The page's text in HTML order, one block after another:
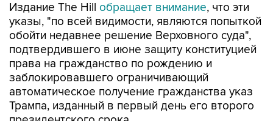
Издание The Hill обращает внимание, что эти
указы, "по всей видимости, являются попыткой
обойти недавнее решение Верховного суда",
подтвердившего в июне защиту конституцией
права на гражданство по рождению и
заблокировавшего ограничивающий
автоматическое получение гражданства указ
Трампа, изданный в первый день его второго